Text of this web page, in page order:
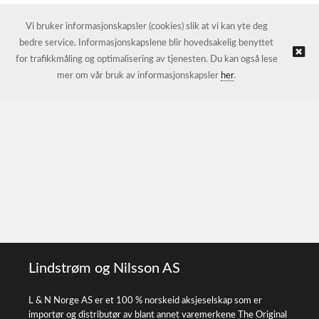
Lindstrøm og Nilsson AS
L & N Norge AS er et 100 % norskeid aksjeselskap som er
importør og distributør av blant annet varemerkene The Original
Vi bruker informasjonskapsler (cookies) slik at vi kan yte deg
bedre service. Informasjonskapslene blir hovedsakelig benyttet
for trafikkmåling og optimalisering av tjenesten. Du kan også lese
mer om vår bruk av informasjonskapsler her.